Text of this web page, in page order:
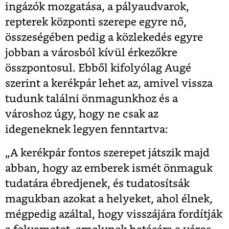
ingázók mozgatása, a pályaudvarok,
repterek központi szerepe egyre nő,
összeségében pedig a közlekedés egyre
jobban a városból kívül érkezőkre
összpontosul. Ebből kifolyólag Augé
szerint a kerékpár lehet az, amivel vissza
tudunk találni önmagunkhoz és a
városhoz úgy, hogy ne csak az
idegeneknek legyen fenntartva:
„A kerékpár fontos szerepet játszik majd
abban, hogy az emberek ismét önmaguk
tudatára ébredjenek, és tudatosítsák
magukban azokat a helyeket, ahol élnek,
mégpedig azáltal, hogy visszájára fordítják